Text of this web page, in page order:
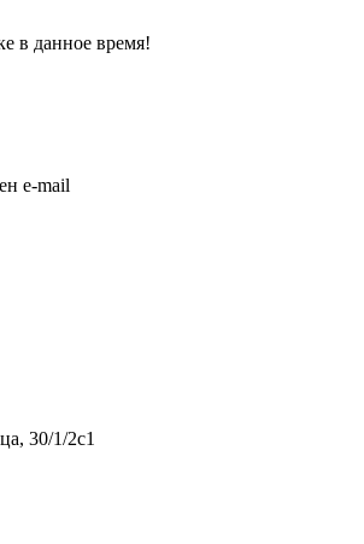
в данное время!
e-mail
30/1/2с1